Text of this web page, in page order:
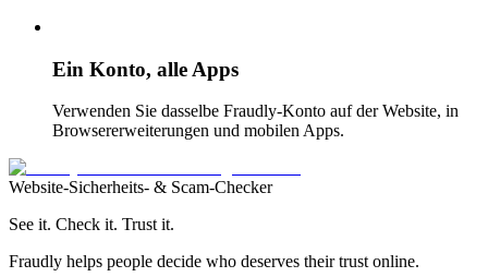
Ein Konto, alle Apps
Verwenden Sie dasselbe Fraudly-Konto auf der Website, in
Browsererweiterungen und mobilen Apps.
Website-Sicherheits- & Scam-Checker
See it. Check it. Trust it.
Fraudly helps people decide who deserves their trust online.